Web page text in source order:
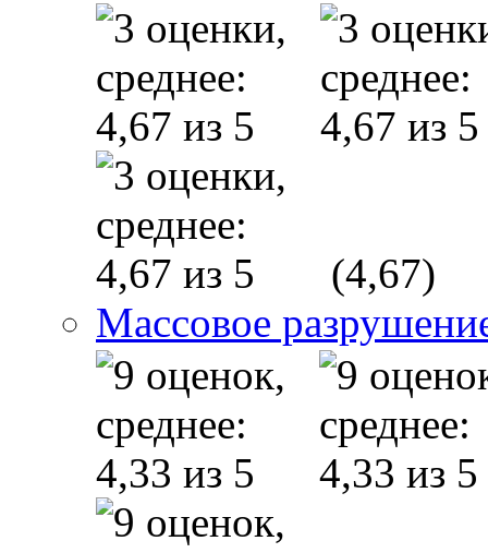
(4,67)
Массовое